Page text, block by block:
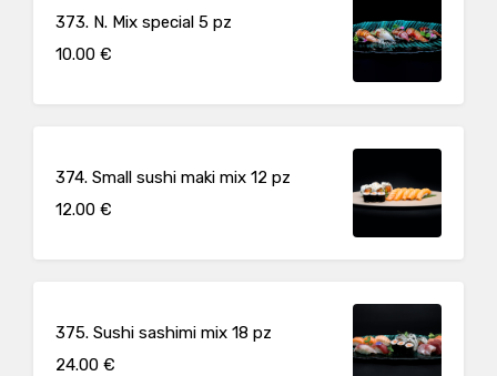
373. N. Mix special 5 pz
10.00 €
374. Small sushi maki mix 12 pz
12.00 €
375. Sushi sashimi mix 18 pz
24.00 €